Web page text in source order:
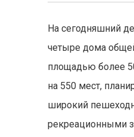
На сегодняшний
четыре дома
площадью более
на 550 мест,
широкий
рекреационными